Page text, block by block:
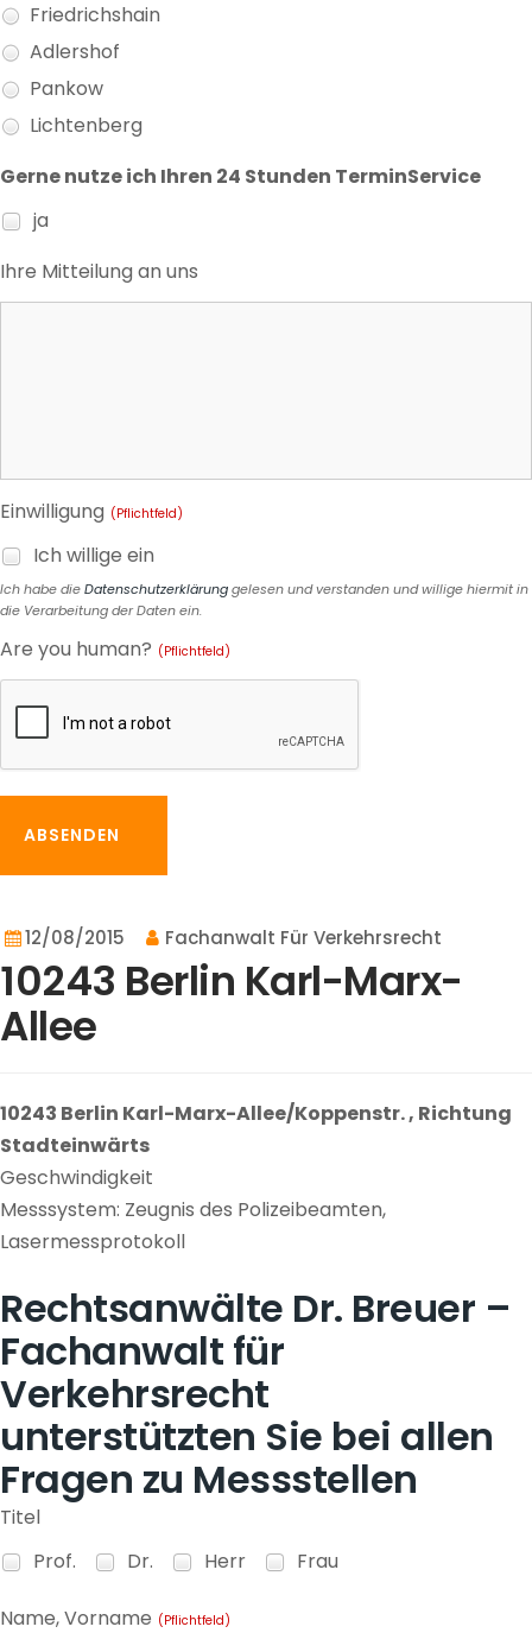
Friedrichshain
Adlershof
Pankow
Lichtenberg
Gerne nutze ich Ihren 24 Stunden TerminService
ja
Ihre Mitteilung an uns
Einwilligung (Pflichtfeld)
Ich willige ein
Ich habe dieDatenschutzerklärunggelesen und verstanden und willige hiermit in
die Verarbeitung der Daten ein.
Are you human? (Pflichtfeld)
ABSENDEN
12/08/2015 Fachanwalt Für Verkehrsrecht
10243 Berlin Karl-Marx-
Allee
10243 Berlin Karl-Marx-Allee/Koppenstr. , Richtung
Stadteinwärts
Geschwindigkeit
Messsystem: Zeugnis des Polizeibeamten,
Lasermessprotokoll
Rechtsanwälte Dr. Breuer –
Fachanwalt für
Verkehrsrecht
unterstützten Sie bei allen
Fragen zu Messstellen
Titel
Prof.
Dr. Herr Frau
Name, Vorname (Pflichtfeld)